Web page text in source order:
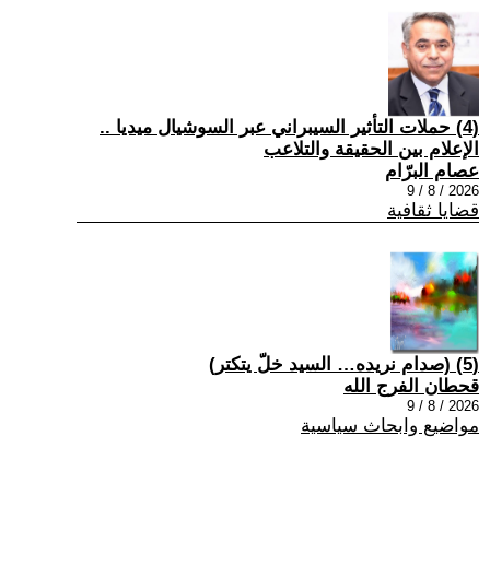
(4) حملات التأثير السيبراني عبر السوشيال ميديا ..
الإعلام بين الحقيقة والتلاعب
عصام البرّام
2026 / 8 / 9
قضايا ثقافية
(5) (صدام نريده… السيد خلّ يتكتر)
قحطان الفرج الله
2026 / 8 / 9
مواضيع وابحاث سياسية